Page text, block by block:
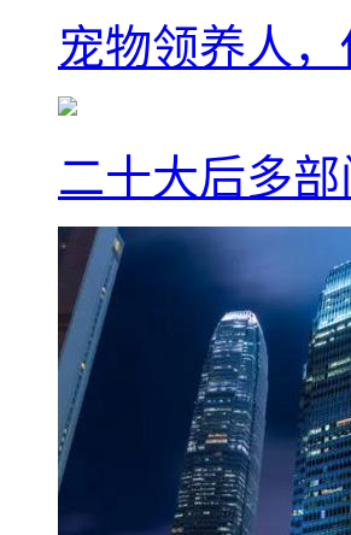
宠物领养人
二十大后多